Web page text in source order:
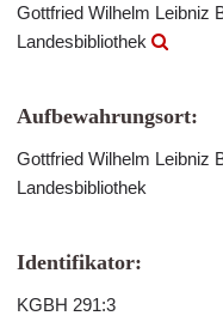
Gottfried Wilhelm Leibniz
Landesbibliothek
Aufbewahrungsort:
Gottfried Wilhelm Leibniz
Landesbibliothek
Identifikator:
KGBH 291:3